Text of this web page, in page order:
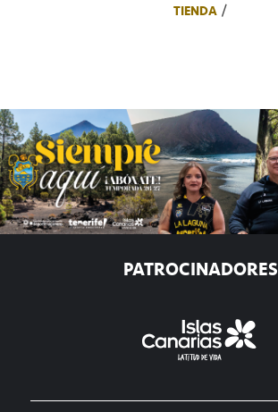
TIENDA
PATROCINADORES